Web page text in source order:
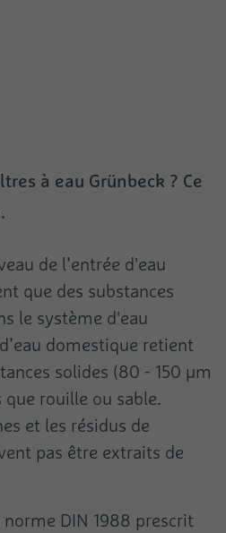
à eau Grünbeck ? Ce
de l’entrée d'eau
que des substances
le système d'eau
domestique retient
solides (80 - 150 µm
que rouille ou sable.
et les résidus de
pas être extraits de
norme DIN 1988 prescrit